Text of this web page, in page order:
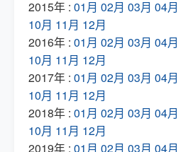
2015年 : 01月 02月 03月 04月
10月 11月 12月
2016年 : 01月 02月 03月 04月
10月 11月 12月
2017年 : 01月 02月 03月 04月
10月 11月 12月
2018年 : 01月 02月 03月 04月
10月 11月 12月
2019年 : 01月 02月 03月 04月